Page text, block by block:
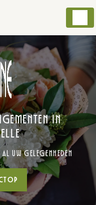
in
uw gelegenheden
op